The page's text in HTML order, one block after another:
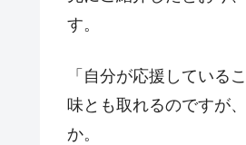
す。
「自分が応援している
味とも取れるのですが
か。